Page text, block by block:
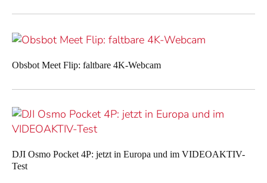
Obsbot Meet Flip: faltbare 4K-Webcam
DJI Osmo Pocket 4P: jetzt in Europa und im VIDEOAKTIV-
Test